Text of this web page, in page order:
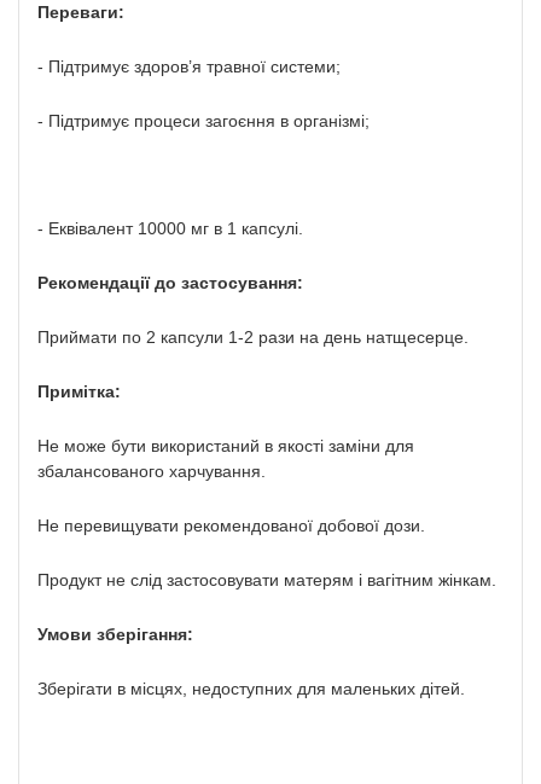
Переваги:
- Підтримує здоров’я травної системи;
- Підтримує процеси загоєння в організмі;
- Еквівалент 10000 мг в 1 капсулі.
Рекомендації до застосування:
Приймати по 2 капсули 1-2 рази на день натщесерце.
Примітка:
Не може бути використаний в якості заміни для
збалансованого харчування.
Не перевищувати рекомендованої добової дози.
Продукт не слід застосовувати матерям і вагітним жінкам.
Умови зберігання:
Зберігати в місцях, недоступних для маленьких дітей.